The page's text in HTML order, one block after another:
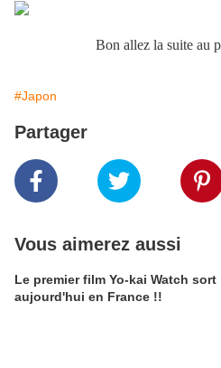
Bon allez la suite au
#Japon
Partager
Vous aimerez aussi
Le premier film Yo-kai Watch sort
aujourd'hui en France !!